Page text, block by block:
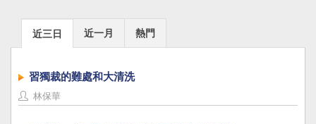
近三日 近一月 熱門
習獨裁的難處和大清洗
林保華